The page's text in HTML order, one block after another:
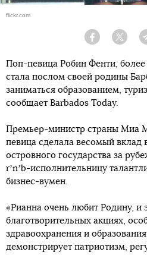
flickr.com
Facebook Twitter
Поп-певица Робин Фенти, более
стала послом своей родины
заниматься образованием,
сообщает Barbados Today.
Премьер-министр страны Миа
певица сделала весомый вклад
островного государства за
rʼnʼb-исполнительницу
бизнес-вумен.
«Рианна очень любит Родину, и
благотворительных акциях,
здравоохранения и
демонстрирует патриотизм,